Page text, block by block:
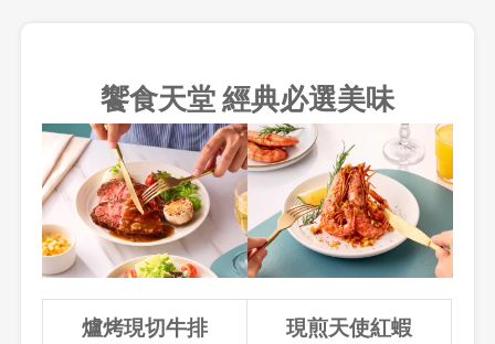
饗食天堂 經典必選美味
爐烤現切牛排 現煎天使紅蝦
確定要登出嗎？